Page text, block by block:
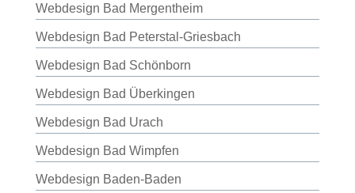
Webdesign Bad Mergentheim
Webdesign Bad Peterstal-Griesbach
Webdesign Bad Schönborn
Webdesign Bad Überkingen
Webdesign Bad Urach
Webdesign Bad Wimpfen
Webdesign Baden-Baden